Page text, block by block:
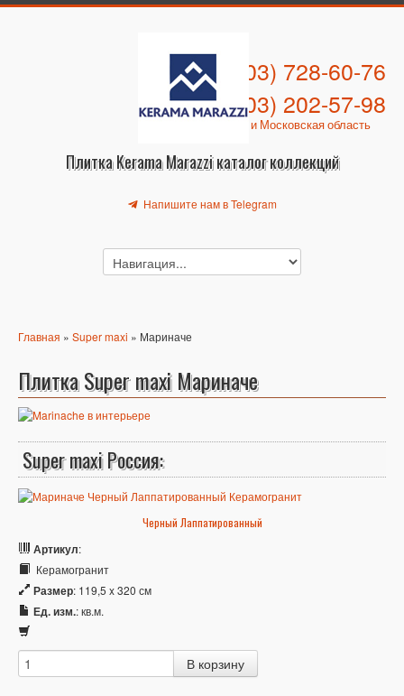
Плитка Kerama Marazzi каталог коллекций
+7 (903) 728-60-76
+7 (903) 202-57-98
Москва и Московская область
Напишите нам в Telegram
Главная » Super maxi » Мариначе
Плитка Super maxi Мариначе
Super maxi Россия:
Черный Лаппатированный
Артикул:
Керамогранит
Размер: 119,5 x 320 см
Ед. изм.: кв.м.